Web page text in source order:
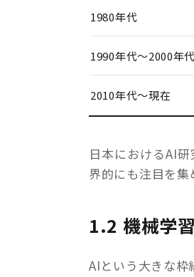
1980年代
1990年代〜2000年
2010年代〜現在
日本におけるAI
界的にも注目を
1.2 機械学
AIという大きな枠